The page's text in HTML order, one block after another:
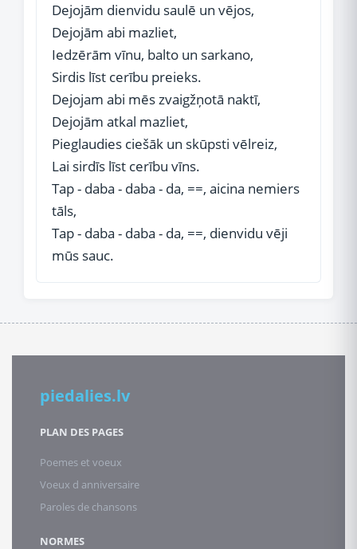
Dejojām dienvidu saulē un vējos,
Dejojām abi mazliet,
Iedzērām vīnu, balto un sarkano,
Sirdis līst cerību preieks.
Dejojam abi mēs zvaigžņotā naktī,
Dejojām atkal mazliet,
Pieglaudies ciešāk un skūpsti vēlreiz,
Lai sirdīs līst cerību vīns.
Tap - daba - daba - da, ==, aicina nemiers
tāls,
Tap - daba - daba - da, ==, dienvidu vēji
mūs sauc.
piedalies.lv
PLAN DES PAGES
Poemes et voeux
Voeux d anniversaire
Paroles de chansons
NORMES